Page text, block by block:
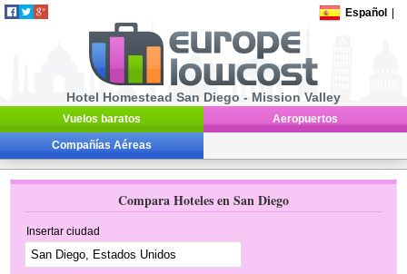
Español
Hotel Homestead San Diego - Mission Valley
Vuelos baratos Aeropuertos
Compañías Aéreas
Compara Hoteles en San Diego
Insertar ciudad